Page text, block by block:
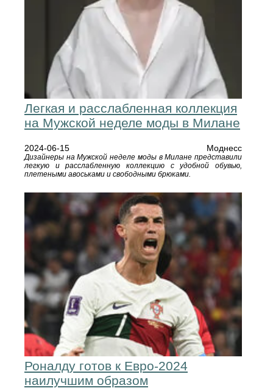
Легкая и расслабленная коллекция
на Мужской неделе моды в Милане
2024-06-15 Моднесс
Дизайнеры на Мужской неделе моды в Милане представили
легкую и расслабленную коллекцию с удобной обувью,
плетеными авоськами и свободными брюками.
Роналду готов к Евро-2024
наилучшим образом